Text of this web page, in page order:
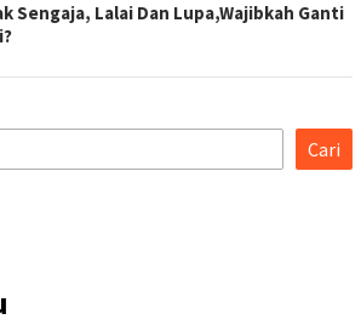
Sengaja, Lalai Dan Lupa,Wajibkah Ganti
Cari